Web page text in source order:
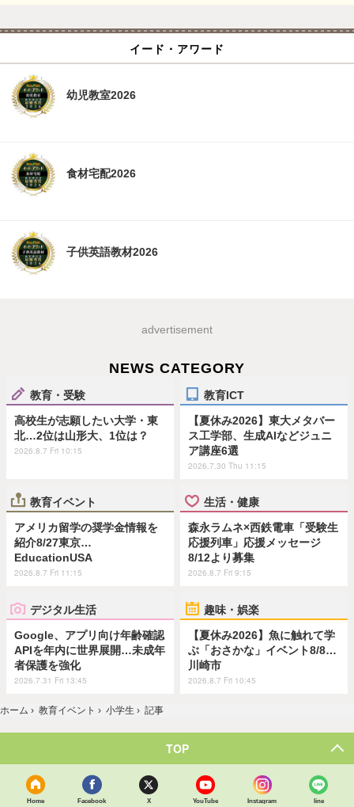
イード・アワード
幼児教室2026
食材宅配2026
子供英語教材2026
advertisement
NEWS CATEGORY
教育・受験
高校生が志願したい大学・東
北…2位は山形大、1位は？
2026.8.7 Fri 10:15
教育ICT
【夏休み2026】東大メタバー
ス工学部、生成AIなどジュニ
ア講座6選
2026.7.30 Thu 11:15
教育イベント
アメリカ留学の奨学金情報を
紹介8/27東京…
EducationUSA
2026.8.7 Fri 11:15
生活・健康
森永ラムネ×西鉄電車「受験生
応援列車」応援メッセージ
8/12より募集
2026.8.7 Fri 9:15
デジタル生活
Google、アプリ向け年齢確認
APIを年内に世界展開…未成年
者保護を強化
2026.7.31 Fri 13:45
趣味・娯楽
【夏休み2026】魚に触れて学
ぶ「おさかな」イベント8/8…
川崎市
2026.8.7 Fri 10:45
ホーム › 教育イベント › 小学生 › 記事
TOP
Home Facebook X YouTube Instagram line